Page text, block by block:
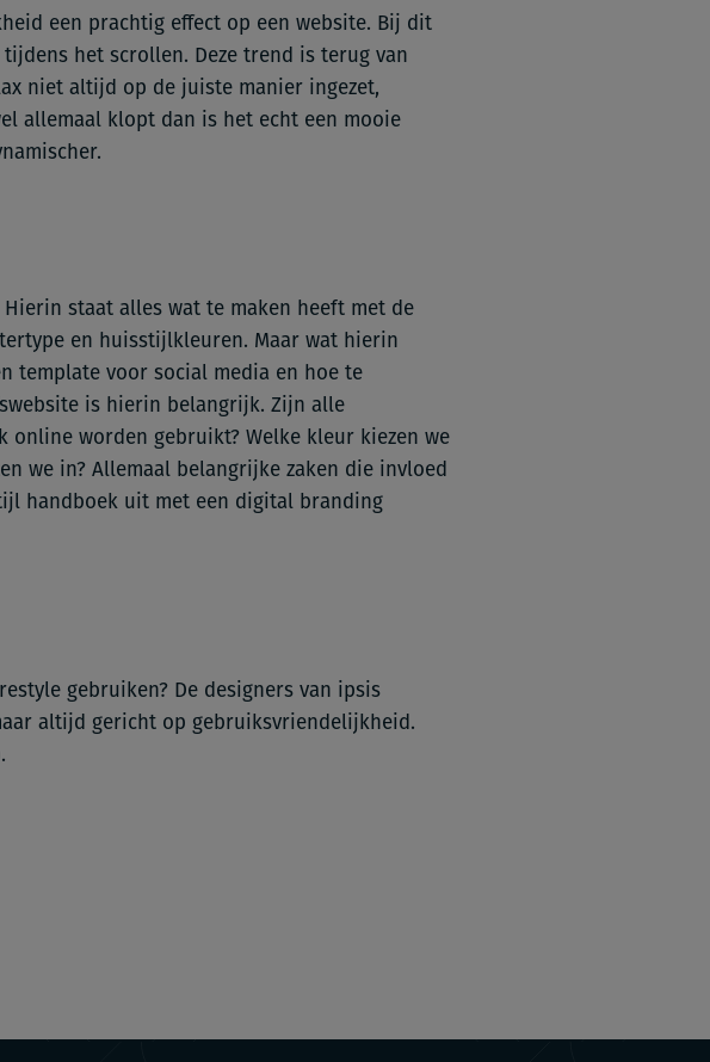
een prachtig effect op een website. Bij dit
het scrollen. Deze trend is terug van
niet altijd op de juiste manier ingezet,
allemaal klopt dan is het echt een mooie
staat alles wat te maken heeft met de
en huisstijlkleuren. Maar wat hierin
template voor social media en hoe te
is hierin belangrijk. Zijn alle
worden gebruikt? Welke kleur kiezen we
we in? Allemaal belangrijke zaken die invloed
handboek uit met een digital branding
gebruiken? De designers van ipsis
altijd gericht op gebruiksvriendelijkheid.